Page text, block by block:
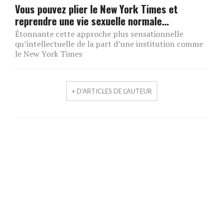
Vous pouvez plier le New York Times et
reprendre une vie sexuelle normale…
Étonnante cette approche plus sensationnelle
qu’intellectuelle de la part d’une institution comme
le New York Times
+ D'ARTICLES DE L'AUTEUR